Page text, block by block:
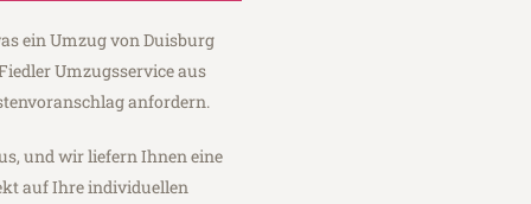
ein Umzug von Duisburg
Umzugsservice aus
anfordern.
und wir liefern Ihnen eine
auf Ihre individuellen